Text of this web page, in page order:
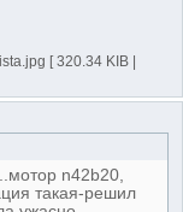
[ 320.34 KIB |
n42b20,
такая-решил